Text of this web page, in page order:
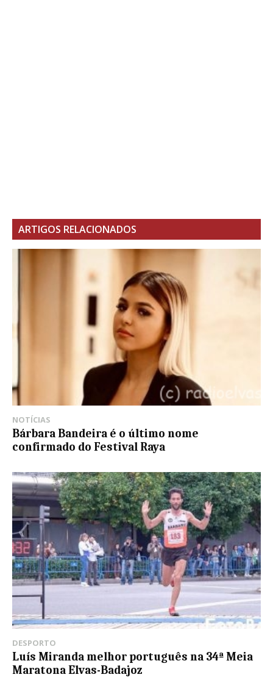
ARTIGOS RELACIONADOS
NOTÍCIAS
Bárbara Bandeira é o último nome
confirmado do Festival Raya
DESPORTO
Luís Miranda melhor português na 34ª Meia
Maratona Elvas-Badajoz